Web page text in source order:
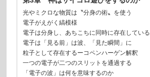
光やミクロな物質は〝分身の術〟を使う
電子がえがく縞模様
電子は分身し、あちこちに同時に存在している
電子は「見る前」は波、「見た瞬間」に
粒子として存在するーコペンハーゲン解釈
一つの電子が二つのスリットを通過する
「電子の波」は何を意味するのか